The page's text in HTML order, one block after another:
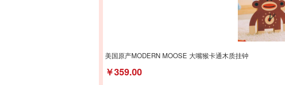
美国原产MODERN MOOSE 大嘴猴卡通木质挂钟
￥359.00